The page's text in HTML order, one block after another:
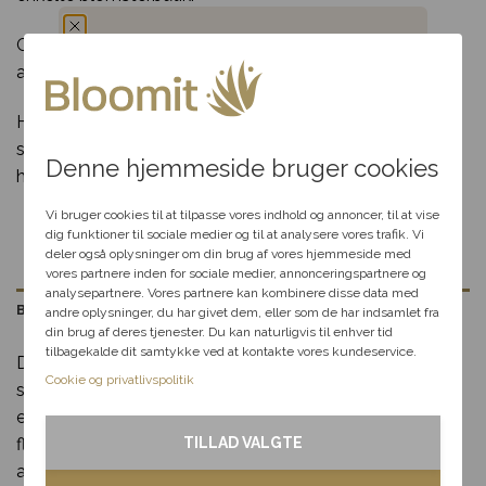
Denne hjemmeside bruger cookies
Vi bruger cookies til at tilpasse vores indhold og annoncer, til at vise
dig funktioner til sociale medier og til at analysere vores trafik. Vi
deler også oplysninger om din brug af vores hjemmeside med
vores partnere inden for sociale medier, annonceringspartnere og
analysepartnere. Vores partnere kan kombinere disse data med
andre oplysninger, du har givet dem, eller som de har indsamlet fra
din brug af deres tjenester. Du kan naturligvis til enhver tid
tilbagekalde dit samtykke ved at kontakte vores kundeservice.
Cookie og privatlivspolitik
TILLAD VALGTE
Gå på opdagelse i vores udvalg af
andre
begravelsesblomster
Hvis du ønsker bånd på bårebuketten, anbefaler vi en
størrelse fra minimum 400 kr., så båndet ligger
harmonisk og ikke kommer til at dominere blomsterne.
Levering i hele
Danmark
Beskrivelse
Denne bårebuket i lyse naturfarver er en smuk og enkel
sammensætning af blomster, der udstråler ro og
elegance. Buketten er håndbundet af vores erfarne
florister, der nøje vælger de bedste blomster for at sikre,
at buketten fremstår både harmonisk og smuk.
Du har fået en
passer til dig, så hjælper vi
dig videre med at finde den
perfekte rabat til dit svar.
Fødselsdag
Tak & omtanke
Kondolence